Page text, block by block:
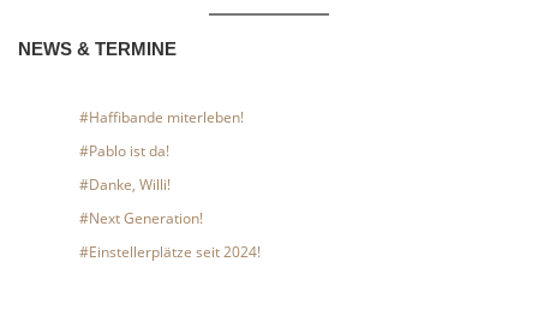
NEWS & TERMINE
#Haffibande miterleben!
#Pablo ist da!
#Danke, Willi!
#Next Generation!
#Einstellerplätze seit 2024!